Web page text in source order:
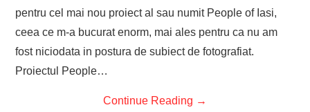
pentru cel mai nou proiect al sau numit People of Iasi,
ceea ce m-a bucurat enorm, mai ales pentru ca nu am
fost niciodata in postura de subiect de fotografiat.
Proiectul People…
Continue Reading →